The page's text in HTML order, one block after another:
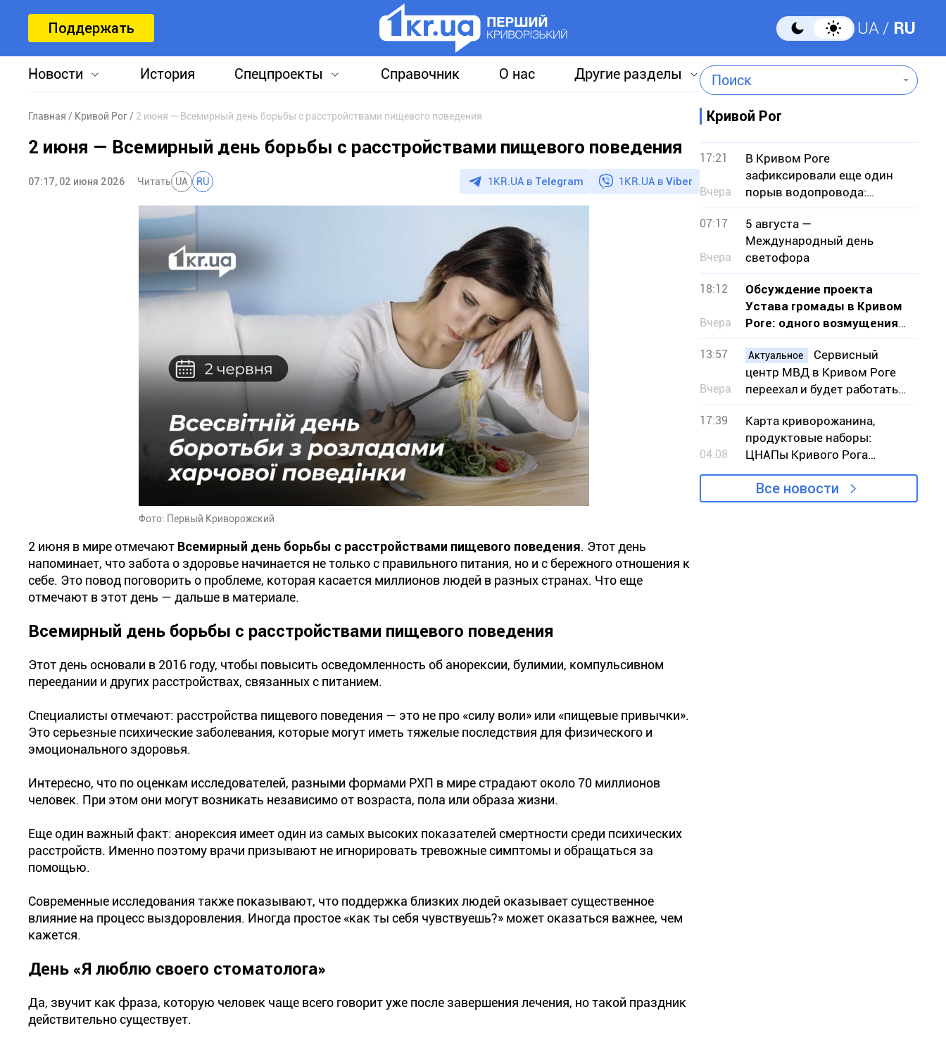
Поддержать UA RU
Новости История Спецпроекты Справочник О нас Другие разделы Поиск
Главная Кривой Рог 2 июня — Всемирный день борьбы с расстройствами пищевого поведения
2 июня — Всемирный день борьбы с расстройствами пищевого поведения
07:17, 02 июня 2026 Читать UA RU 1KR.UA в Telegram 1KR.UA в Viber
Фото: Первый Криворожский
2 июня в мире отмечают Всемирный день борьбы с расстройствами пищевого поведения. Этот день
напоминает, что забота о здоровье начинается не только с правильного питания, но и с бережного отношения к
себе. Это повод поговорить о проблеме, которая касается миллионов людей в разных странах. Что еще
отмечают в этот день — дальше в материале.
Всемирный день борьбы с расстройствами пищевого поведения
Этот день основали в 2016 году, чтобы повысить осведомленность об анорексии, булимии, компульсивном
переедании и других расстройствах, связанных с питанием.
Специалисты отмечают: расстройства пищевого поведения — это не про «силу воли» или «пищевые привычки».
Это серьезные психические заболевания, которые могут иметь тяжелые последствия для физического и
эмоционального здоровья.
Интересно, что по оценкам исследователей, разными формами РХП в мире страдают около 70 миллионов
человек. При этом они могут возникать независимо от возраста, пола или образа жизни.
Еще один важный факт: анорексия имеет один из самых высоких показателей смертности среди психических
расстройств. Именно поэтому врачи призывают не игнорировать тревожные симптомы и обращаться за
помощью.
Современные исследования также показывают, что поддержка близких людей оказывает существенное
влияние на процесс выздоровления. Иногда простое «как ты себя чувствуешь?» может оказаться важнее, чем
кажется.
День «Я люблю своего стоматолога»
Да, звучит как фраза, которую человек чаще всего говорит уже после завершения лечения, но такой праздник
действительно существует.
Кривой Рог
17:21
Вчера
В Кривом Роге
зафиксировали еще один
порыв водопровода:
подтопило земельные
участки
07:17
Вчера
5 августа —
Международный день
светофора
18:12
Вчера
Обсуждение проекта
Устава громады в Кривом
Роге: одного возмущения
мало, нужно действовать
13:57
Вчера
Актуальное
Сервисный
центр МВД в Кривом Роге
переехал и будет работать
во время воздушных тревог
– адрес
17:39
04.08
Карта криворожанина,
продуктовые наборы:
ЦНАПы Кривого Рога
назвали самые популярные
услуги июля
Все новости